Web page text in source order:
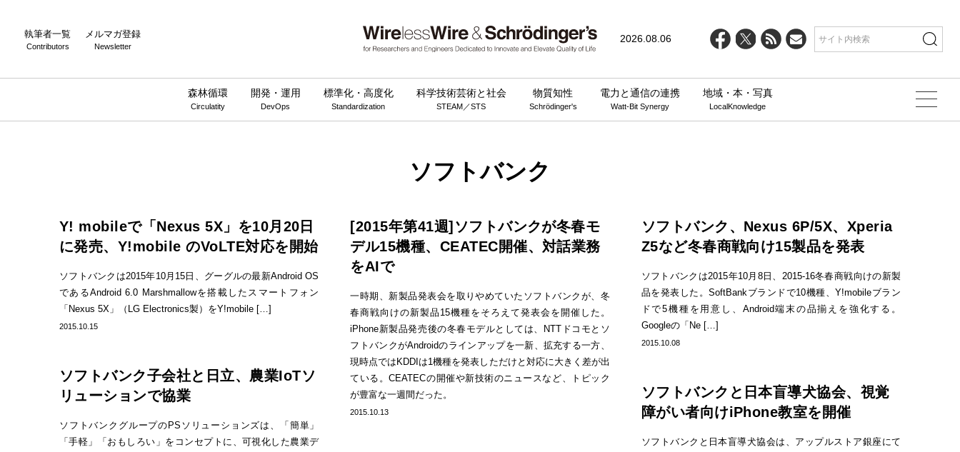
執筆者一覧
Contributors
メルマガ登録
Newsletter
2026.08.06
森林循環
Circulatity
開発・運用
DevOps
標準化・高度化
Standardization
科学技術芸術と社会
STEAM／STS
物質知性
Schrödinger's
電力と通信の連携
Watt-Bit Synergy
地域・本・写真
LocalKnowledge
ソフトバンク
Y! mobileで「Nexus 5X」を10月20日
に発売、Y!mobile のVoLTE対応を開始
ソフトバンクは2015年10月15日、グーグルの最新Android OS
であるAndroid 6.0 Marshmallowを搭載したスマートフォン
「Nexus 5X」（LG Electronics製）をY!mobile […]
2015.10.15
[2015年第41週]ソフトバンクが冬春モ
デル15機種、CEATEC開催、対話業務
をAIで
一時期、新製品発表会を取りやめていたソフトバンクが、冬
春商戦向けの新製品15機種をそろえて発表会を開催した。
iPhone新製品発売後の冬春モデルとしては、NTTドコモとソ
フトバンクがAndroidのラインアップを一新、拡充する一方、
現時点ではKDDIは1機種を発表しただけと対応に大きく差が出
ている。CEATECの開催や新技術のニュースなど、トピック
が豊富な一週間だった。
2015.10.13
ソフトバンク、Nexus 6P/5X、Xperia
Z5など冬春商戦向け15製品を発表
ソフトバンクは2015年10月8日、2015-16冬春商戦向けの新製
品を発表した。SoftBankブランドで10機種、Y!mobileブラン
ドで5機種を用意し、Android端末の品揃えを強化する。
Googleの「Ne […]
2015.10.08
ソフトバンク子会社と日立、農業IoTソ
リューションで協業
ソフトバンクグループのPSソリューションズは、「簡単」
「手軽」「おもしろい」をコンセプトに、可視化した農業デ
ソフトバンクと日本盲導犬協会、視覚
障がい者向けiPhone教室を開催
ソフトバンクと日本盲導犬協会は、アップルストア銀座にて